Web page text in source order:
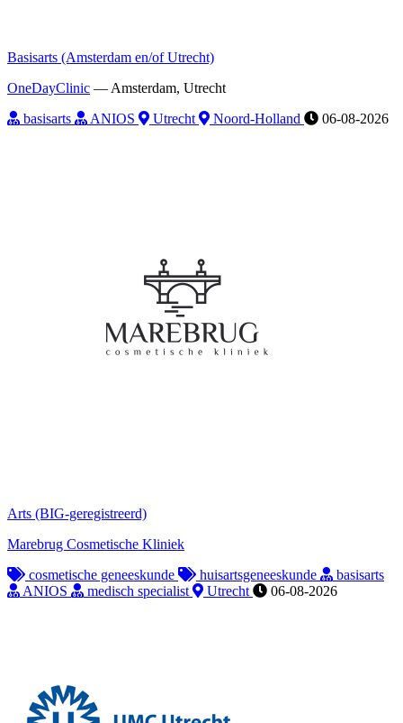
Basisarts (Amsterdam en/of Utrecht)
OneDayClinic — Amsterdam, Utrecht
basisarts
ANIOS Utrecht Noord-Holland 06-08-2026
Arts (BIG-geregistreerd)
Marebrug Cosmetische Kliniek
cosmetische geneeskunde
huisartsgeneeskunde
basisarts
ANIOS
medisch specialist Utrecht 06-08-2026